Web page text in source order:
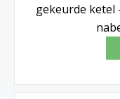
gekeurde ketel